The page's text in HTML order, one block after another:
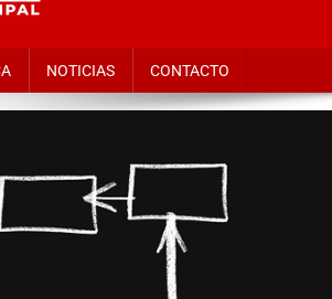
NOTICIAS CONTACTO